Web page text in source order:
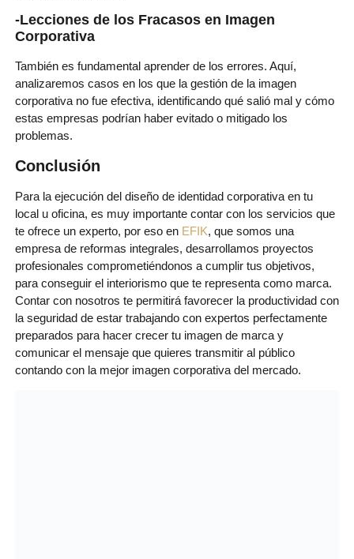
-Lecciones de los Fracasos en Imagen
Corporativa
También es fundamental aprender de los errores. Aquí,
analizaremos casos en los que la gestión de la imagen
corporativa no fue efectiva, identificando qué salió mal y cómo
estas empresas podrían haber evitado o mitigado los
problemas.
Conclusión
Para la ejecución del diseño de identidad corporativa en tu
local u oficina, es muy importante contar con los servicios que
te ofrece un experto, por eso en EFIK, que somos una
empresa de reformas integrales, desarrollamos proyectos
profesionales comprometiéndonos a cumplir tus objetivos,
para conseguir el interiorismo que te representa como marca.
Contar con nosotros te permitirá favorecer la productividad con
la seguridad de estar trabajando con expertos perfectamente
preparados para hacer crecer tu imagen de marca y
comunicar el mensaje que quieres transmitir al público
contando con la mejor imagen corporativa del mercado.